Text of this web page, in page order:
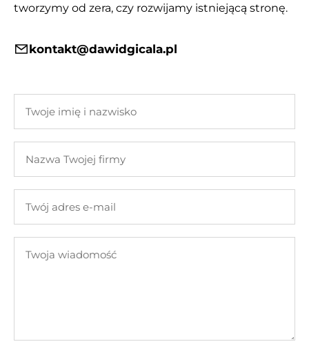
tworzymy od zera, czy rozwijamy istniejącą stronę.
kontakt@dawidgicala.pl
imię
nazwisko
Twojej
adres
mail
wiadomość